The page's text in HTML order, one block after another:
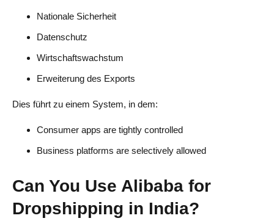
Nationale Sicherheit
Datenschutz
Wirtschaftswachstum
Erweiterung des Exports
Dies führt zu einem System, in dem:
Consumer apps are tightly controlled
Business platforms are selectively allowed
Can You Use Alibaba for
Dropshipping in India?